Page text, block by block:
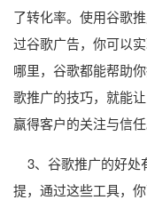
了转化率。使用谷歌
过谷歌广告，你可以
哪里，谷歌都能帮助
歌推广的技巧，就能
赢得客户的关注与信任
3、谷歌推广的好处
提，通过这些工具，